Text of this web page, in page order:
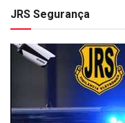
JRS Segurança